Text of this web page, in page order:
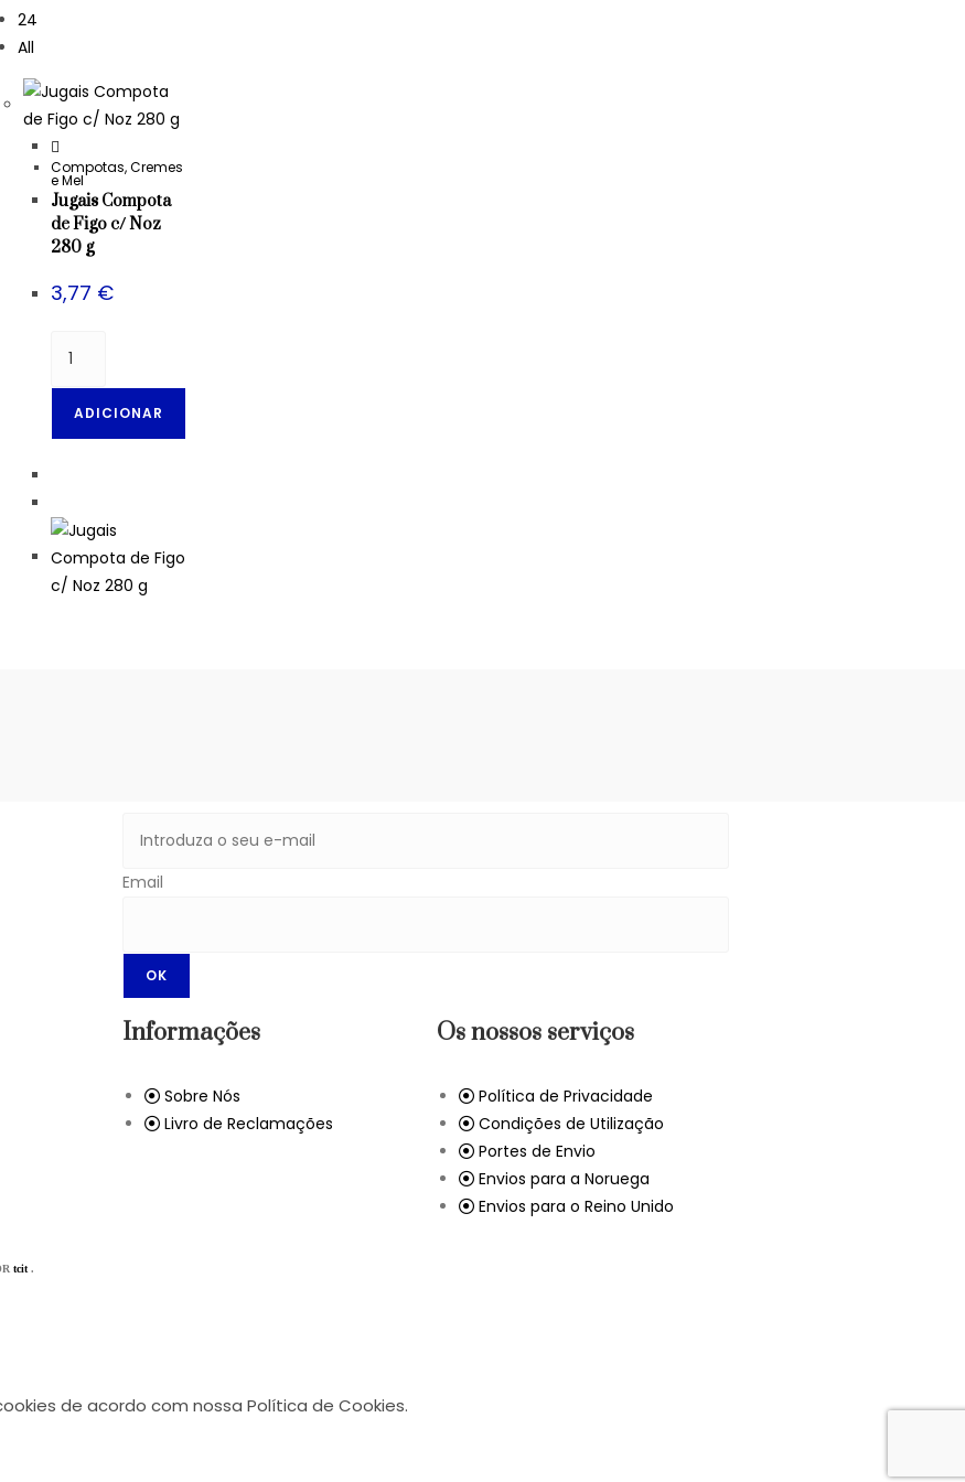
24
All
Compotas, Cremes
e Mel
Jugais Compota
de Figo c/ Noz
280 g
3,77 €
ADICIONAR
Email
OK
Informações
Sobre Nós
Livro de Reclamações
Os nossos serviços
Política de Privacidade
Condições de Utilização
Portes de Envio
Envios para a Noruega
Envios para o Reino Unido
tcit .
de acordo com nossa Política de Cookies.